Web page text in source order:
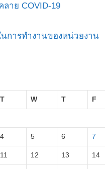
าย COVID-19
การทำงานของหน่วยงาน
T W T F
4 5 6 7
11 12 13 14